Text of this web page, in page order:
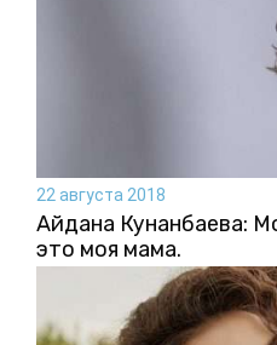
22 августа 2018
Айдана Кунанбаева:
это моя мама.